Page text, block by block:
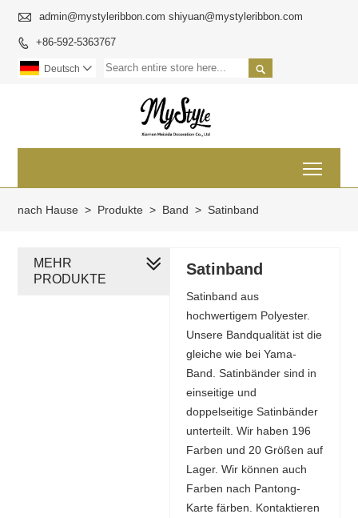
 admin@mystyleribbon.com shiyuan@mystyleribbon.com
 +86-592-5363767

Deutsch 
nach Hause > Produkte > Band > Satinband
Satinband
Satinband aus
hochwertigem Polyester.
Unsere Bandqualität ist die
gleiche wie bei Yama-
Band. Satinbänder sind in
einseitige und
doppelseitige Satinbänder
unterteilt. Wir haben 196
Farben und 20 Größen auf
Lager. Wir können auch
Farben nach Pantong-
Karte färben. Kontaktieren
MEHR
PRODUKTE